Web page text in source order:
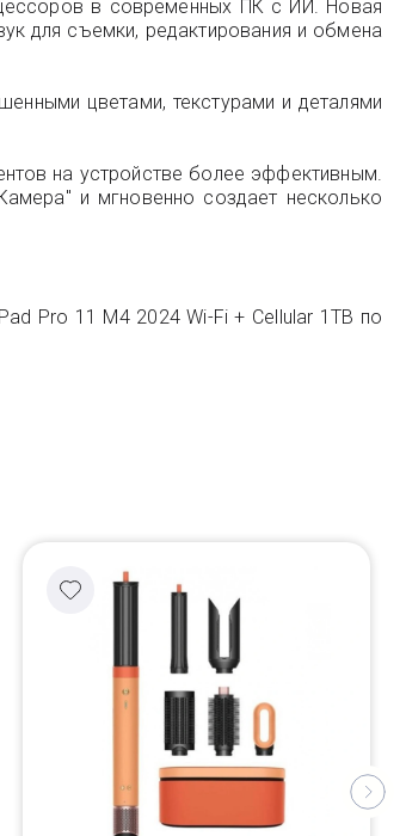
в современных ПК с ИИ. Новая
для съемки, редактирования и обмена
цветами, текстурами и деталями
на устройстве более эффективным.
и мгновенно создает несколько
Pro 11 M4 2024 Wi-Fi + Cellular 1TB по